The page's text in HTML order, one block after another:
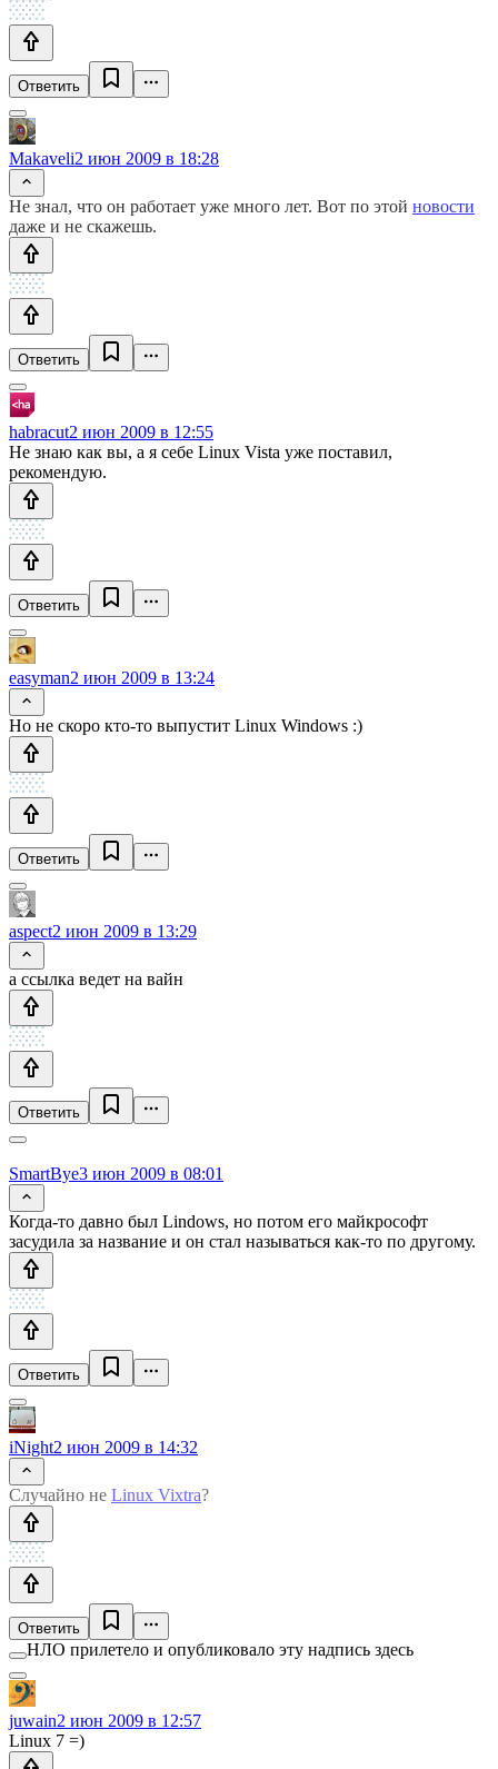
Ответить
Makaveli2 июн 2009 в 18:28
Не знал, что он работает уже много лет. Вот по этой новости
даже и не скажешь.
Ответить
habracut2 июн 2009 в 12:55
Не знаю как вы, а я себе Linux Vista уже поставил,
рекомендую.
Ответить
easyman2 июн 2009 в 13:24
Но не скоро кто-то выпустит Linux Windows :)
Ответить
aspect2 июн 2009 в 13:29
а ссылка ведет на вайн
Ответить
SmartBye3 июн 2009 в 08:01
Когда-то давно был Lindows, но потом его майкрософт
засудила за название и он стал называться как-то по другому.
Ответить
iNight2 июн 2009 в 14:32
Случайно не Linux Vixtra?
Ответить
НЛО прилетело и опубликовало эту надпись здесь
juwain2 июн 2009 в 12:57
Linux 7 =)